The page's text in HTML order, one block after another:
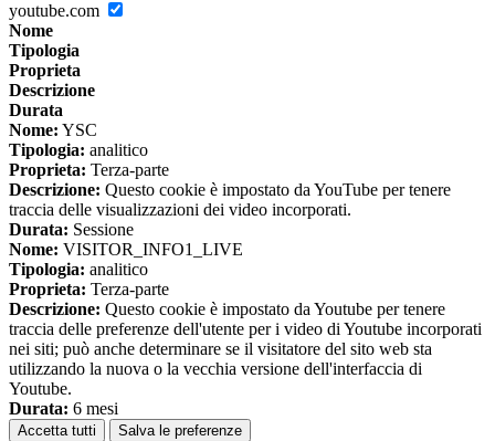
youtube.com
Nome
Tipologia
Proprieta
Descrizione
Durata
Nome: YSC
Tipologia: analitico
Proprieta: Terza-parte
Descrizione: Questo cookie è impostato da YouTube per tenere
traccia delle visualizzazioni dei video incorporati.
Durata: Sessione
Nome: VISITOR_INFO1_LIVE
Tipologia: analitico
Proprieta: Terza-parte
Descrizione: Questo cookie è impostato da Youtube per tenere
traccia delle preferenze dell'utente per i video di Youtube incorporati
nei siti; può anche determinare se il visitatore del sito web sta
utilizzando la nuova o la vecchia versione dell'interfaccia di
Youtube.
Durata: 6 mesi
Accetta tutti Salva le preferenze